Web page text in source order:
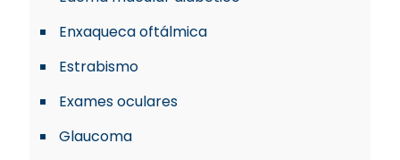
Enxaqueca oftálmica
Estrabismo
Exames oculares
Glaucoma